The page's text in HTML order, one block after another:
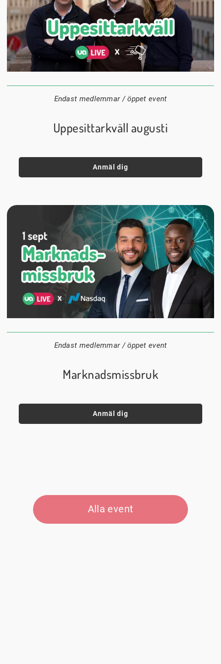
24 augusti
20:00
Endast medlemmar / öppet event
Uppesittarkväll augusti
Anmäl dig
1 september
18:00
Digitalt
Endast medlemmar / öppet event
Marknadsmissbruk
Anmäl dig
Alla event